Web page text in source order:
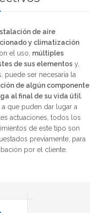
de aire
y climatización
el uso, múltiples
de sus elementos y,
puede ser necesaria la
de algún componente
al final de su vida útil
a que puden dar lugar a
actuaciones, todos los
de este tipo son
previamente, para
por el cliente.